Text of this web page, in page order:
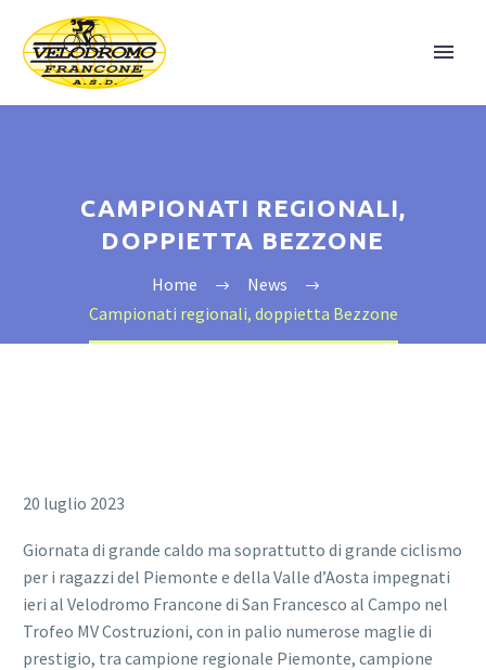
CAMPIONATI REGIONALI,
DOPPIETTA BEZZONE
Home
News
Campionati regionali, doppietta Bezzone
20 luglio 2023
Giornata di grande caldo ma soprattutto di grande ciclismo
per i ragazzi del Piemonte e della Valle d’Aosta impegnati
ieri al Velodromo Francone di San Francesco al Campo nel
Trofeo MV Costruzioni, con in palio numerose maglie di
prestigio, tra campione regionale Piemonte, campione